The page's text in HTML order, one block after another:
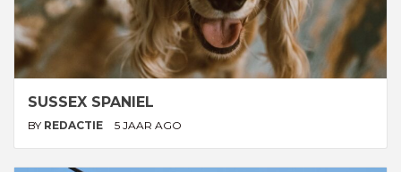
SUSSEX SPANIEL
BY REDACTIE 5 JAAR AGO